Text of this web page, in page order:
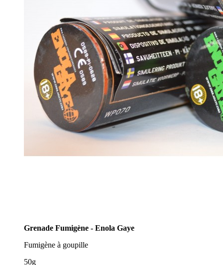
Grenade Fumigène - Enola Gaye
Fumigène à goupille
50g